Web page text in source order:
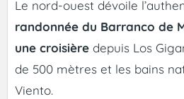
Le nord-ouest dévoile
randonnée du Barranco de
une croisière depuis Los
de 500 mètres et les bains
Viento.